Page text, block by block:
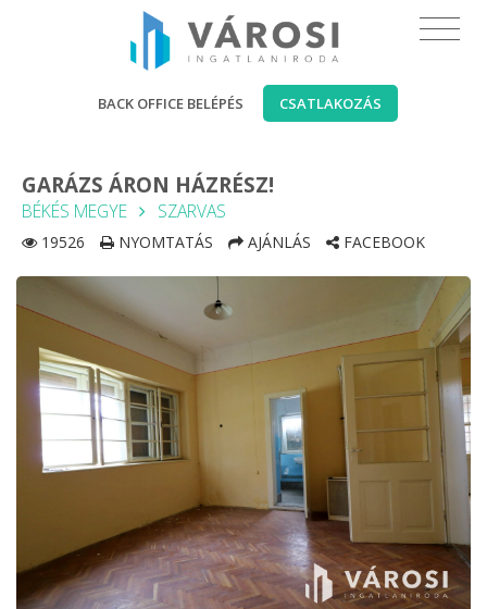
BACK OFFICE BELÉPÉS CSATLAKOZÁS
GARÁZS ÁRON HÁZRÉSZ!
BÉKÉS MEGYE SZARVAS
19526 NYOMTATÁS AJÁNLÁS FACEBOOK